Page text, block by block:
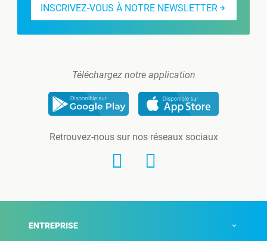
INSCRIVEZ-VOUS À NOTRE NEWSLETTER
Téléchargez notre application
Retrouvez-nous sur nos réseaux sociaux
ENTREPRISE